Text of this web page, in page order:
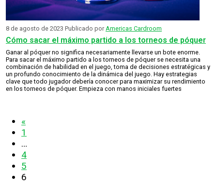
Cómo sacar el máximo partido a los torneos de póquer
8 de agosto de 2023 Publicado por Americas Cardroom
Ganar al póquer no significa necesariamente llevarse un bote enorme.
Para sacar el máximo partido a los torneos de póquer se necesita una
combinación de habilidad en el juego, toma de decisiones estratégicas y
un profundo conocimiento de la dinámica del juego. Hay estrategias
clave que todo jugador debería conocer para maximizar su rendimiento
en los torneos de póquer. Empieza con manos iniciales fuertes
«
1
…
4
5
6